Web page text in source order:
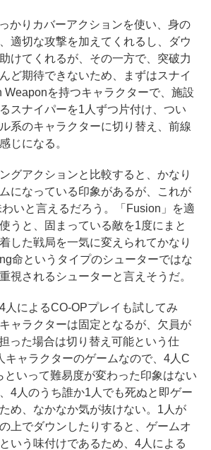
かりカバーアクションを使い、身の
適切な攻撃を加えてくれるし、ダウ
けてくれるが、その一方で、突破力
ど期待できないため、まずはスナイ
Weaponを持つキャラクターで、施設
スナイパーを1人ずつ片付け、つい
系のキャラクターに切り替え、前線
じになる。
グアクションと比較すると、かなり
になっている印象があるが、これが
わいと言えるだろう。「Fusion」を適
うと、固まっている敵を1度にまと
した戦局を一気に変えられてかなり
命というタイプのシューターではな
視されるシューターと言えそうだ。
によるCO-OPプレイも試してみ
ャラクターは固定となるが、欠員が
った場合は切り替え可能という仕
キャラクターのゲームなので、4人C
といって難易度が変わった印象はない
4人のうち誰か1人でも死ぬと即ゲー
め、なかなか気が抜けない。1人が
上でダウンしたりすると、ゲームオ
いう味付けであるため、4人による